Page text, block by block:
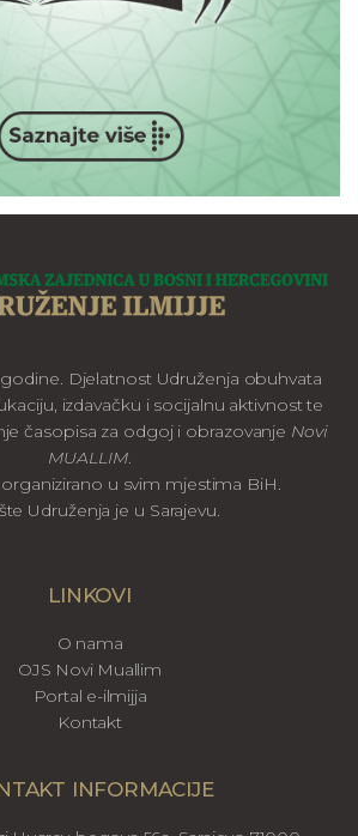
godine. Djelatnost Udruženja obuhvata
izdavačku i socijalnu aktivnost te
časopisa za odgoj i obrazovanje Novi
MUALLIM.
u svim mjestima BiH.
Udruženja je u Sarajevu.
LINKOVI
O nama
OJS Novi Muallim
Portal e-ilmijja
Kontakt
INFORMACIJE